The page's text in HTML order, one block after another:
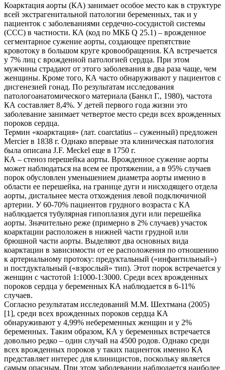
Коарктация аорты (КА) занимает особое место как в структуре
всей экстрагенитальной патологии беременных, так и у
пациенток с заболеваниями сердечно-сосудистой системы
(ССС) в частности. КА (код по МКБ Q 25.1) – врожденное
сегментарное сужение аорты, создающее препятствие
кровотоку в большом круге кровообращения. КА встречается
у 7% лиц с врожденной патологией сердца. При этом
мужчины страдают от этого заболевания в два раза чаще, чем
женщины. Кроме того, КА часто обнаруживают у пациентов с
дисгенезией гонад. По результатам исследования
патологоанатомического материала (Банкл Г., 1980), частота
КА составляет 8,4%. У детей первого года жизни это
заболевание занимает четвертое место среди всех врожденных
пороков сердца.
Термин «коарктация» (лат. coarсtatius – суженный) предложен
Mercier в 1838 г. Однако впервые эта клиническая патология
была описана J.F. Meckel еще в 1750 г.
КА – стеноз перешейка аорты. Врожденное сужение аорты
может наблюдаться на всем ее протяжении, а в 95% случаев
порок обусловлен уменьшением диаметра аорты именно в
области ее перешейка, на границе дуги и нисходящего отдела
аорты, дистальнее места отхождения левой подключичной
артерии. У 60-70% пациентов грудного возраста с КА
наблюдается тубулярная гипоплазия дуги или перешейка
аорты. Значительно реже (примерно в 2% случаев) участок
коарктации расположен в нижней части грудной или
брюшной части аорты. Выделяют два основных вида
коарктации в зависимости от ее расположения по отношению
к артериальному протоку: предуктальный («инфантильный»)
и постдуктальный («взрослый» тип). Этот порок встречается у
женщин с частотой 1:1000-1:3000. Среди всех врожденных
пороков сердца у беременных КА наблюдается в 6-11%
случаев.
Согласно результатам исследований М.М. Шехтмана (2005)
[1], среди всех врожденных пороков сердца КА
обнаруживают у 4,99% небеременных женщин и у 2%
беременных. Таким образом, КА у беременных встречается
довольно редко – один случай на 4500 родов. Однако среди
всех врожденных пороков у таких пациенток именно КА
представляет интерес для клиницистов, поскольку является
самым опасным. При этом заболевании наблюдается наиболее